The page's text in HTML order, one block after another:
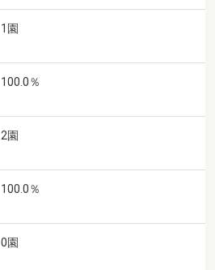
1園
100.0％
2園
100.0％
0園